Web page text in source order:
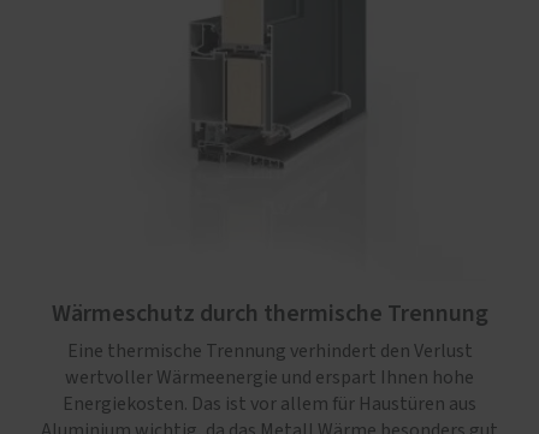
Wärmeschutz durch thermische Trennung
Eine thermische Trennung verhindert den Verlust
wertvoller Wärmeenergie und erspart Ihnen hohe
Energiekosten. Das ist vor allem für Haustüren aus